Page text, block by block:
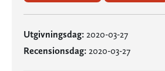
Utgivningsdag: 2020-03-27
Recensionsdag: 2020-03-27